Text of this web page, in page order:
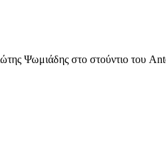
Ψωμιάδης στο στούντιο του